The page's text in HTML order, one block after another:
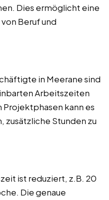
Dies ermöglicht eine
Beruf und
in Meerane sind
Arbeitszeiten
kann es
zusätzliche Stunden zu
ist reduziert, z.B. 20
Die genaue